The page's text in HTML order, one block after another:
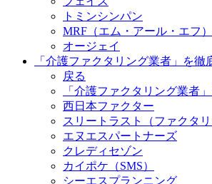
トミンシンパン
MRF（エム・アール・エフ）
オージェイ
「介護ファクタリング業者」を徹
戻る
「介護ファクタリング業者
西日本ファクター
スリートラスト（ファクタリ
エヌエスパートナーズ
クレディセゾン
カイポケ（SMS）
シーエスプランニング